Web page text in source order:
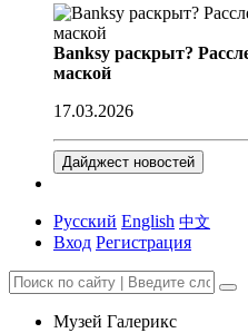
Banksy раскрыт?
маской
17.03.2026
Дайджест новостей
Русский English 中文
Вход Регистрация
Музей Галерикс